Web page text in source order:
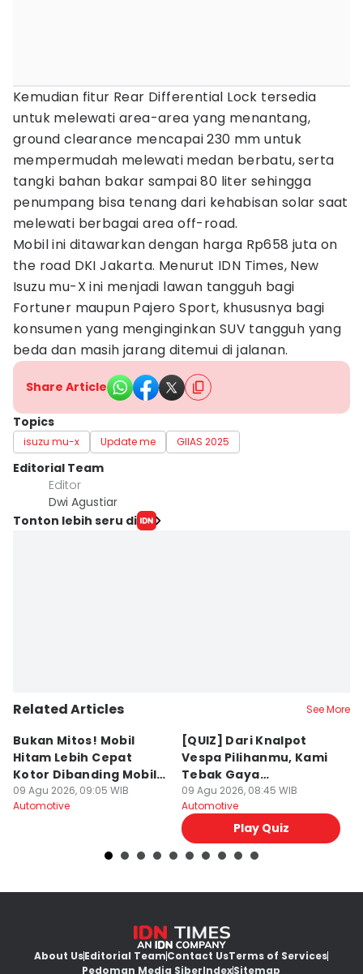
Kemudian fitur Rear Differential Lock tersedia
untuk melewati area-area yang menantang,
ground clearance mencapai 230 mm untuk
mempermudah melewati medan berbatu, serta
tangki bahan bakar sampai 80 liter sehingga
penumpang bisa tenang dari kehabisan solar saat
melewati berbagai area off-road.
Mobil ini ditawarkan dengan harga Rp658 juta on
the road DKI Jakarta. Menurut IDN Times, New
Isuzu mu-X ini menjadi lawan tangguh bagi
Fortuner maupun Pajero Sport, khususnya bagi
konsumen yang menginginkan SUV tangguh yang
beda dan masih jarang ditemui di jalanan.
Share Article
Topics
isuzu mu-x Update me GIIAS 2025
Editorial Team
Editor
Dwi Agustiar
Tonton lebih seru di
Related Articles See More
Bukan Mitos! Mobil
Hitam Lebih Cepat
Kotor Dibanding Mobil
Putih
09 Agu 2026, 09:05 WIB
Automotive
[QUIZ] Dari Knalpot
Vespa Pilihanmu, Kami
Tebak Gaya
Berkendaramu
09 Agu 2026, 08:45 WIB
Automotive
Play Quiz
About UsEditorial TeamContact UsTerms of Services
Pedoman Media SiberIndexSitemap